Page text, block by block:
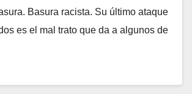
Basura racista. Su último ataque
es el mal trato que da a algunos de